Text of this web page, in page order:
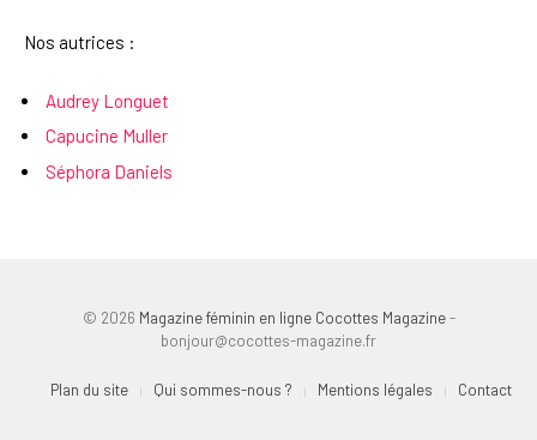
Nos autrices :
Audrey Longuet
Capucine Muller
Séphora Daniels
© 2026 Magazine féminin en ligne Cocottes Magazine-
bonjour@cocottes-magazine.fr
Plan du site Qui sommes-nous ? Mentions légales Contact